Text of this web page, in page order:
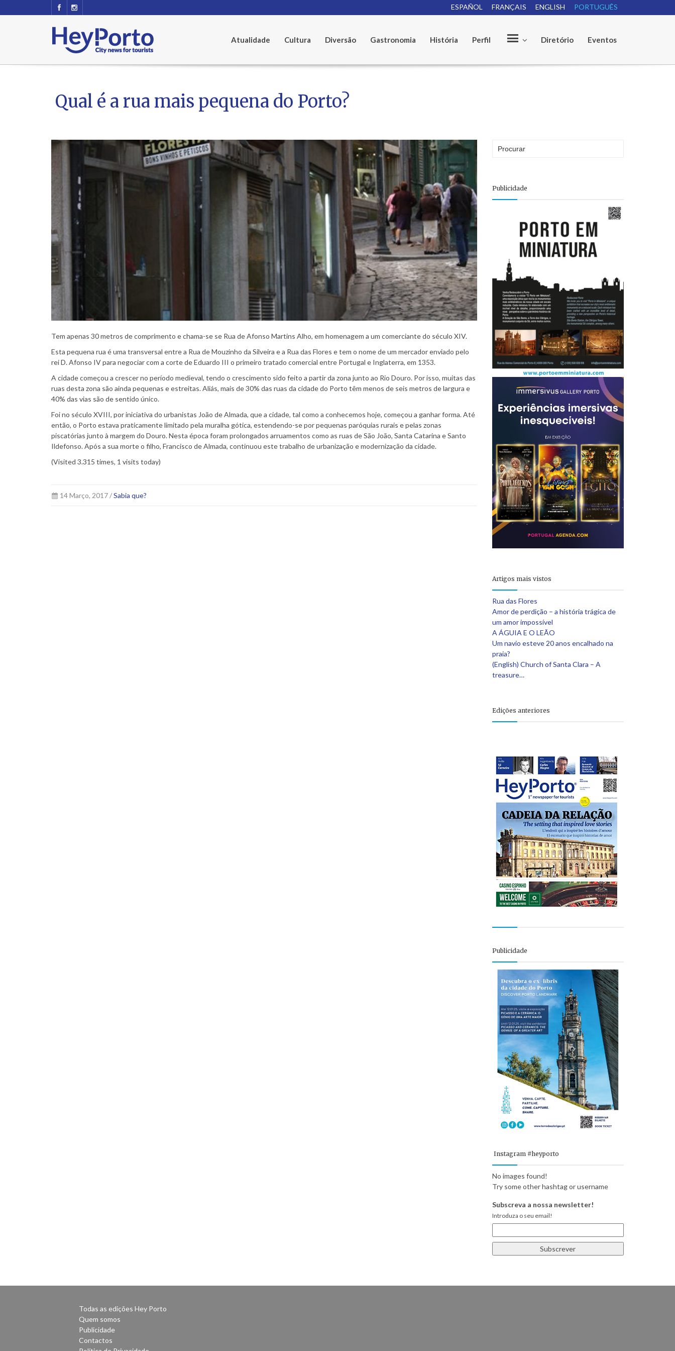
PORTUGUÊS
ENGLISH
FRANÇAIS
ESPAÑOL
Atualidade Cultura Diversão Gastronomia História Perfil e Diretório Eventos
Qual é a rua mais pequena do Porto?
Tem apenas 30 metros de comprimento e chama-se se Rua de Afonso Martins Alho, em homenagem a um comerciante do século XIV.
Esta pequena rua é uma transversal entre a Rua de Mouzinho da Silveira e a Rua das Flores e tem o nome de um mercador enviado pelo
rei D. Afonso IV para negociar com a corte de Eduardo III o primeiro tratado comercial entre Portugal e Inglaterra, em 1353.
A cidade começou a crescer no período medieval, tendo o crescimento sido feito a partir da zona junto ao Rio Douro. Por isso, muitas das
ruas desta zona são ainda pequenas e estreitas. Aliás, mais de 30% das ruas da cidade do Porto têm menos de seis metros de largura e
40% das vias são de sentido único.
Foi no século XVIII, por iniciativa do urbanistas João de Almada, que a cidade, tal como a conhecemos hoje, começou a ganhar forma. Até
então, o Porto estava praticamente limitado pela muralha gótica, estendendo-se por pequenas paróquias rurais e pelas zonas
piscatórias junto à margem do Douro. Nesta época foram prolongados arruamentos como as ruas de São João, Santa Catarina e Santo
Ildefonso. Após a sua morte o filho, Francisco de Almada, continuou este trabalho de urbanização e modernização da cidade.
(Visited 3.315 times, 1 visits today)
14 Março, 2017 /Sabia que?
Publicidade
Artigos mais vistos
Rua das Flores
Amor de perdição – a história trágica de
um amor impossível
A ÁGUIA E O LEÃO
Um navio esteve 20 anos encalhado na
praia?
(English) Church of Santa Clara – A
treasure…
Edições anteriores
Publicidade
Instagram #heyporto
No images found!
Try some other hashtag or username
Subscreva a nossa newsletter!
Introduza o seu email!
Todas as edições Hey Porto
Quem somos
Publicidade
Contactos